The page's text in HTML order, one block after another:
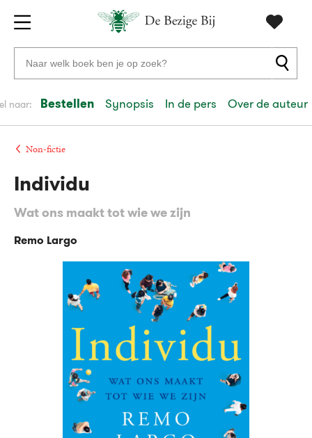
Gratis
verzending
vanaf
20
euro
Voor
23:59
volgendein
Veilig
Gratis
retourneren
Zoeken
naar
auteurs
en
uitgevers
naar: Bestellen Synopsis In de pers Over de auteur
Non-fictie
Individu
Wat ons maakt tot wie we zijn
Remo Largo